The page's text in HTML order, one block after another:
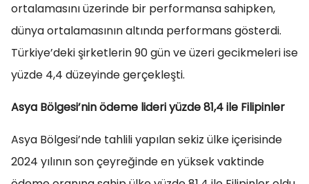
ortalamasını üzerinde bir performansa sahipken,
dünya ortalamasının altında performans gösterdi.
Türkiye’deki şirketlerin 90 gün ve üzeri gecikmeleri ise
yüzde 4,4 düzeyinde gerçekleşti.
Asya Bölgesi’nin ödeme lideri yüzde 81,4 ile Filipinler
Asya Bölgesi’nde tahlili yapılan sekiz ülke içerisinde
2024 yılının son çeyreğinde en yüksek vaktinde